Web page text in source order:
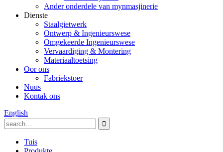
Ander onderdele van mynmasjinerie
Dienste
Staalgietwerk
Ontwerp & Ingenieurswese
Omgekeerde Ingenieurswese
Vervaardiging & Montering
Materiaaltoetsing
Oor ons
Fabriekstoer
Nuus
Kontak ons
English
Tuis